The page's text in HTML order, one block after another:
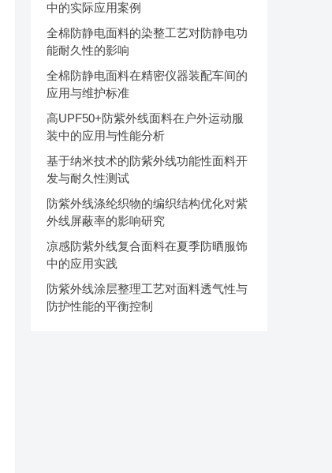
中的实际应用案例
全棉防静电面料的染整工艺对防静电功
能耐久性的影响
全棉防静电面料在精密仪器装配车间的
应用与维护标准
高UPF50+防紫外线面料在户外运动服
装中的应用与性能分析
基于纳米技术的防紫外线功能性面料开
发与耐久性测试
防紫外线涤纶织物的编织结构优化对紫
外线屏蔽率的影响研究
凉感防紫外线复合面料在夏季防晒服饰
中的应用实践
防紫外线涂层整理工艺对面料透气性与
防护性能的平衡控制